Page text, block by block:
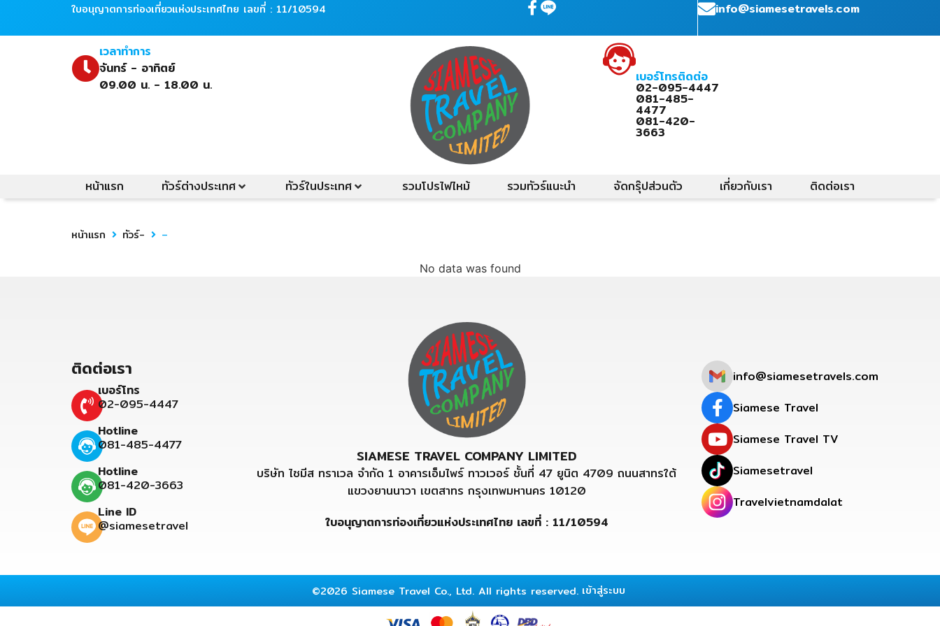
ใบอนุญาตการท่องเที่ยวแห่งประเทศไทย เลขที่ : 11/10594 info@siamesetravels.com
เวลาทำการ
จันทร์ - อาทิตย์
09.00 น. - 18.00 น.
เบอร์โทรติดต่อ
02-095-4447
081-485-
4477
081-420-
3663
หน้าแรก ทัวร์ต่างประเทศ ทัวร์ในประเทศ รวมโปรไฟไหม้ รวมทัวร์แนะนำ จัดกรุ๊ปส่วนตัว เกี่ยวกับเรา ติดต่อเรา
หน้าแรก ทัวร์- –
No data was found
เบอร์โทร
02-095-4447
Hotline
081-485-4477
Hotline
081-420-3663
Line ID
@siamesetravel
ติดต่อเรา
SIAMESE TRAVEL COMPANY LIMITED
บริษัท ไซมีส ทราเวล จำกัด 1 อาคารเอ็มไพร์ ทาวเวอร์ ชั้นที่ 47 ยูนิต 4709 ถนนสาทรใต้
แขวงยานนาวา เขตสาทร กรุงเทพมหานคร 10120
ใบอนุญาตการท่องเที่ยวแห่งประเทศไทย เลขที่ : 11/10594
info@siamesetravels.com
Siamese Travel
Siamese Travel TV
Siamesetravel
Travelvietnamdalat
©2026 Siamese Travel Co., Ltd. All rights reserved. เข้าสู่ระบบ